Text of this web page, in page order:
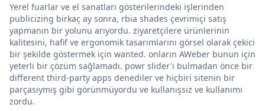
Yerel fuarlar ve el sanatları gösterilerindeki işlerinden
publicizing birkaç ay sonra, rbia shades çevrimiçi satış
yapmanın bir yolunu arıyordu. ziyaretçilere ürünlerinin
kalitesini, hafif ve ergonomik tasarımlarını görsel olarak çekici
bir şekilde göstermek için wanted. onların AWeber bunun için
yeterli bir çözüm sağlamadı. powr slider'ı bulmadan önce bir
different third-party apps denediler ve hiçbiri sitenin bir
parçasıymış gibi görünmüyordu ve kullanışsız ve kullanımı
zordu.